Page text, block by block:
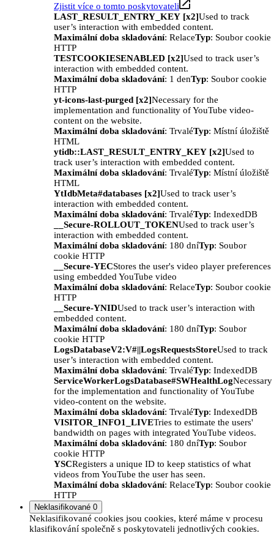
Zjistit více o tomto poskytovateli
LAST_RESULT_ENTRY_KEY [x2]Used to track
user’s interaction with embedded content.
Maximální doba skladování: RelaceTyp: Soubor cookie
HTTP
TESTCOOKIESENABLED [x2]Used to track user’s
interaction with embedded content.
Maximální doba skladování: 1 denTyp: Soubor cookie
HTTP
yt-icons-last-purged [x2]Necessary for the
implementation and functionality of YouTube video-
content on the website.
Maximální doba skladování: TrvaléTyp: Místní úložiště
HTML
ytidb::LAST_RESULT_ENTRY_KEY [x2]Used to
track user’s interaction with embedded content.
Maximální doba skladování: TrvaléTyp: Místní úložiště
HTML
YtIdbMeta#databases [x2]Used to track user’s
interaction with embedded content.
Maximální doba skladování: TrvaléTyp: IndexedDB
__Secure-ROLLOUT_TOKENUsed to track user’s
interaction with embedded content.
Maximální doba skladování: 180 dníTyp: Soubor
cookie HTTP
__Secure-YECStores the user's video player preferences
using embedded YouTube video
Maximální doba skladování: RelaceTyp: Soubor cookie
HTTP
__Secure-YNIDUsed to track user’s interaction with
embedded content.
Maximální doba skladování: 180 dníTyp: Soubor
cookie HTTP
LogsDatabaseV2:V#||LogsRequestsStoreUsed to track
user’s interaction with embedded content.
Maximální doba skladování: TrvaléTyp: IndexedDB
ServiceWorkerLogsDatabase#SWHealthLogNecessary
for the implementation and functionality of YouTube
video-content on the website.
Maximální doba skladování: TrvaléTyp: IndexedDB
VISITOR_INFO1_LIVETries to estimate the users'
bandwidth on pages with integrated YouTube videos.
Maximální doba skladování: 180 dníTyp: Soubor
cookie HTTP
YSCRegisters a unique ID to keep statistics of what
videos from YouTube the user has seen.
Maximální doba skladování: RelaceTyp: Soubor cookie
HTTP
Neklasifikované 0
Neklasifikované cookies jsou cookies, které máme v procesu
klasifikování společně s poskytovateli jednotlivých cookies.